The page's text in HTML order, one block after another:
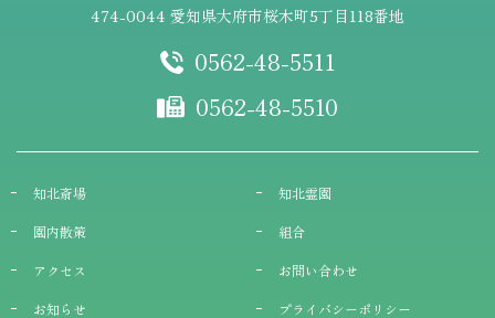
474-0044 愛知県大府市桜木町5丁目118番地
0562-48-5511
0562-48-5510
知北斎場 知北霊園
園内散策 組合
アクセス お問い合わせ
お知らせ プライバシーポリシー